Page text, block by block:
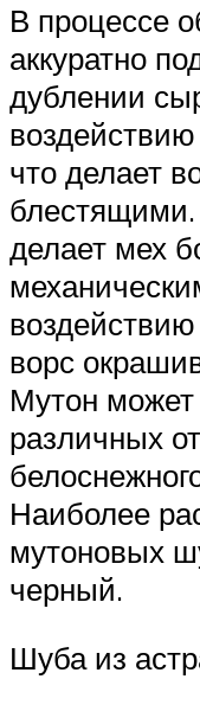
В процессе
аккуратно
дублении
что делает
блестящими.
делает мех
ворс
Мутон
различных
Наиболее
мутоновых
черный.
Шуба из